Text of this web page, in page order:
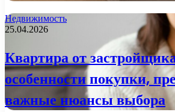
Недвижимость
25.04.2026
Квартира от
особенности покупки,
важные нюансы выбора